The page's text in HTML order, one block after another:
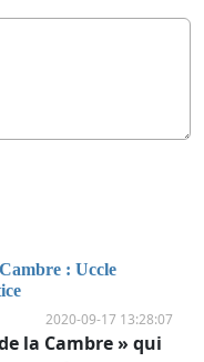
: Uccle
2020-09-17 13:28:07
la Cambre » qui